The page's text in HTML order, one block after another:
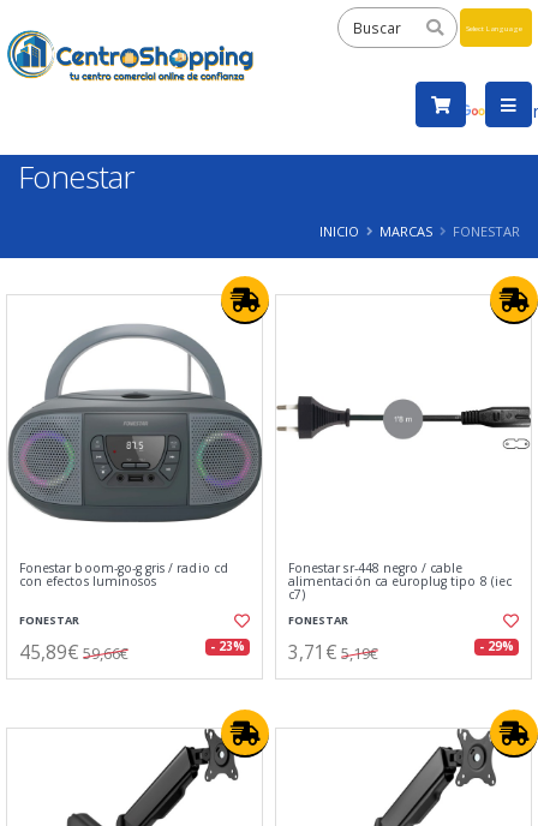
by
Fonestar
INICIO MARCAS FONESTAR
Fonestar boom-go-g gris / radio cd
con efectos luminosos
FONESTAR
45,89€ 59,66€ - 23%
Fonestar sr-448 negro / cable
alimentación ca europlug tipo 8 (iec
c7)
FONESTAR
3,71€ 5,19€ - 29%